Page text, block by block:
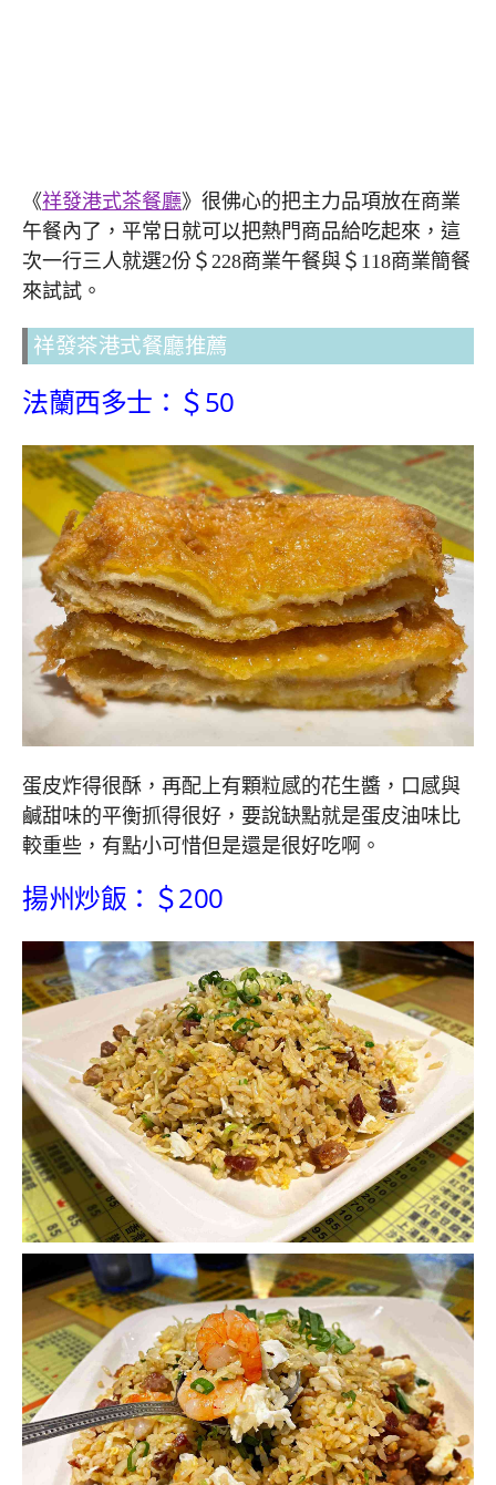
《祥發港式茶餐廳》很佛心的把主力品項放在商業
午餐內了，平常日就可以把熱門商品給吃起來，這
次一行三人就選2份＄228商業午餐與＄118商業簡餐
來試試。
祥發茶港式餐廳推薦
法蘭西多士：＄50
蛋皮炸得很酥，再配上有顆粒感的花生醬，口感與
鹹甜味的平衡抓得很好，要說缺點就是蛋皮油味比
較重些，有點小可惜但是還是很好吃啊。
揚州炒飯：＄200